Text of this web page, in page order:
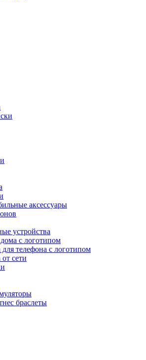
аксессуары
устройства
с логотипом
для телефона с логотипом
сети
браслеты